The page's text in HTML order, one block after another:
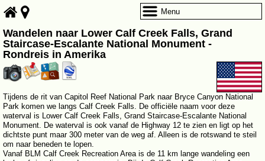
Wandelen naar Lower Calf Creek Falls, Grand
Staircase-Escalante National Monument -
Rondreis in Amerika
Tijdens de rit van Capitol Reef National Park naar Bryce Canyon National
Park komen we langs Calf Creek Falls. De officiële naam voor deze
waterval is Lower Calf Creek Falls, Grand Staircase-Escalante National
Monument. De waterval is ook vanaf de Highway 12 te zien en ligt op het
dichtste punt maar 300 meter van de weg af. Alleen is de rotswand te steil
om naar beneden te lopen.
Vanaf BLM Calf Creek Recreation Area is de 11 km lange wandeling een
Menu